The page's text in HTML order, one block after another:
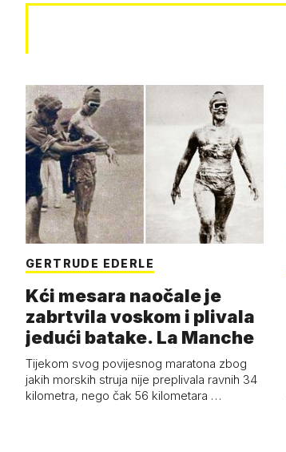
GERTRUDE EDERLE
Kći mesara naočale je
zabrtvila voskom i plivala
jedući batake. La Manche
Tijekom svog povijesnog maratona zbog
jakih morskih struja nije preplivala ravnih 34
kilometra, nego čak 56 kilometara …